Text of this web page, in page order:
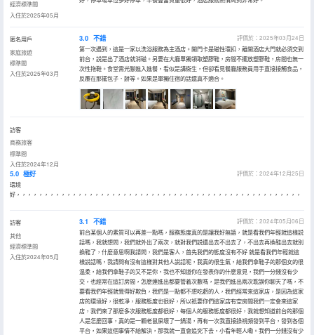
經濟標準間
入住於2025年05月
匿名用戶
家庭旅遊
標準間
入住於2025年03月
3.0 不錯
評價於：2025年03月24日
第一次遇到，這是一家以洗浴服務為主酒店。開門卡是磁性環扣，離開酒店大門就必須交到
前台，説是出了酒店就消磁。另要在大廳單獨領取塑膠鞋，房間不擺放塑膠鞋，房間也無一
次性拖鞋。食堂需光腳進入進餐，看似是講衞生，但卻看見餐廳服務員用手直接接觸食品，
反覆在那擺包子．餅等。如果是單獨住宿的話還真不適合。
訪客
商務旅客
標準間
入住於2024年12月
5.0 極好
評價於：2024年12月25日
環境
好，，，，，，，，，，，，，，，，，，，，，，，，，，，，，，，，，，，，，，，，，，，，，，，，，，，
訪客
其他
經濟標準間
入住於2024年05月
3.1 不錯
評價於：2024年05月06日
前台某個人的素質可以再差一點嗎，服務態度真的是讓我好無語，就是看我們年輕就這樣説
話嗎，我就想問，我們就外出了兩次，就對我們説還出去不出去了，不出去再換鞋出去就別
換鞋了，什麼意思啊我請問，我們是客人，首先我們的態度沒有不好 就是看我們年輕就這
樣説話嗎，我請問有沒有這樣對其他人説話呢，我真的很生氣，給我們拿鞋子的那個女的很
温柔，給我們拿鞋子的又不是你，我也不知道你在發表你的什麼意見，我們一分錢沒有少
交，也經常在這訂房間，怎麼連進出都要管着次數嗎，是我們進出兩次耽誤你聊天了嗎，不
要看我們年輕就覺得好欺負，我們是一點都不想吃虧的人，我們經常來這家店，是因為這家
店的環境好，很乾凈，服務態度也很好，所以衹要你們這家店有空房間我們一定會來這家
店，我們來了那麼多次服務態度都很好，每個人的服務態度都很好，我就想知道前台的那個
人是怎麼回事，真的是一顆老鼠屎壞了一鍋湯，再有一次我直接錄視頻發到平台，發到各個
平台，如果這個事情不給解決，那我就一直會追究下去，小看年輕人嘞。我們一分錢沒有少